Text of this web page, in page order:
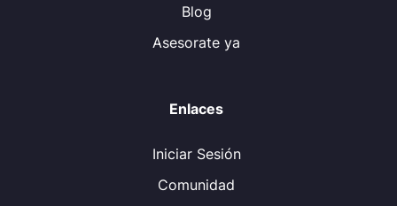
Blog
Asesorate ya
Enlaces
Iniciar Sesión
Comunidad